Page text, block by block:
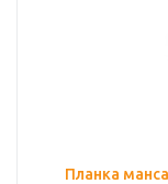
Планка